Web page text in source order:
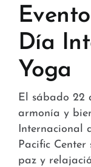
Día
Yoga
El sábado 22
armonía y
Internacional
Pacific Center
paz y